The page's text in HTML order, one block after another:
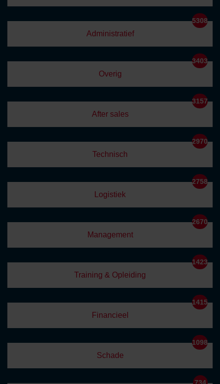
Administratief
5308
Overig
3403
After sales
3157
Technisch
2970
Logistiek
2758
Management
2670
Training & Opleiding
1423
Financieel
1415
Schade
1098